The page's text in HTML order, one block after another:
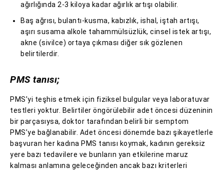
ağırlığında 2-3 kiloya kadar ağırlık artışı olabilir.
Baş ağrısı, bulantı-kusma, kabızlık, ishal, iştah artışı,
aşırı susama alkole tahammülsüzlük, cinsel istek artışı,
akne (sivilce) ortaya çıkması diğer sık gözlenen
belirtilerdir.
PMS tanısı;
PMS’yi teşhis etmek için fiziksel bulgular veya laboratuvar
testleri yoktur. Belirtiler öngörülebilir adet öncesi düzeninin
bir parçasıysa, doktor tarafından belirli bir semptom
PMS’ye bağlanabilir. Adet öncesi dönemde bazı şikayetlerle
başvuran her kadına PMS tanısı koymak, kadının gereksiz
yere bazı tedavilere ve bunların yan etkilerine maruz
kalması anlamına geleceğinden ancak bazı kriterleri